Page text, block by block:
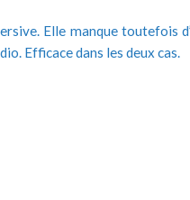
Elle manque toutefois
Efficace dans les deux cas.